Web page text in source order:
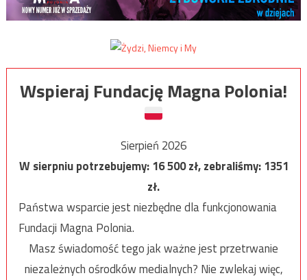
Wspieraj Fundację Magna Polonia!
Sierpień 2026
W sierpniu potrzebujemy:16 500zł, zebraliśmy:1351
zł.
Państwa wsparcie jest niezbędne dla funkcjonowania
Fundacji Magna Polonia.
Masz świadomość tego jak ważne jest przetrwanie
niezależnych ośrodków medialnych? Nie zwlekaj więc,